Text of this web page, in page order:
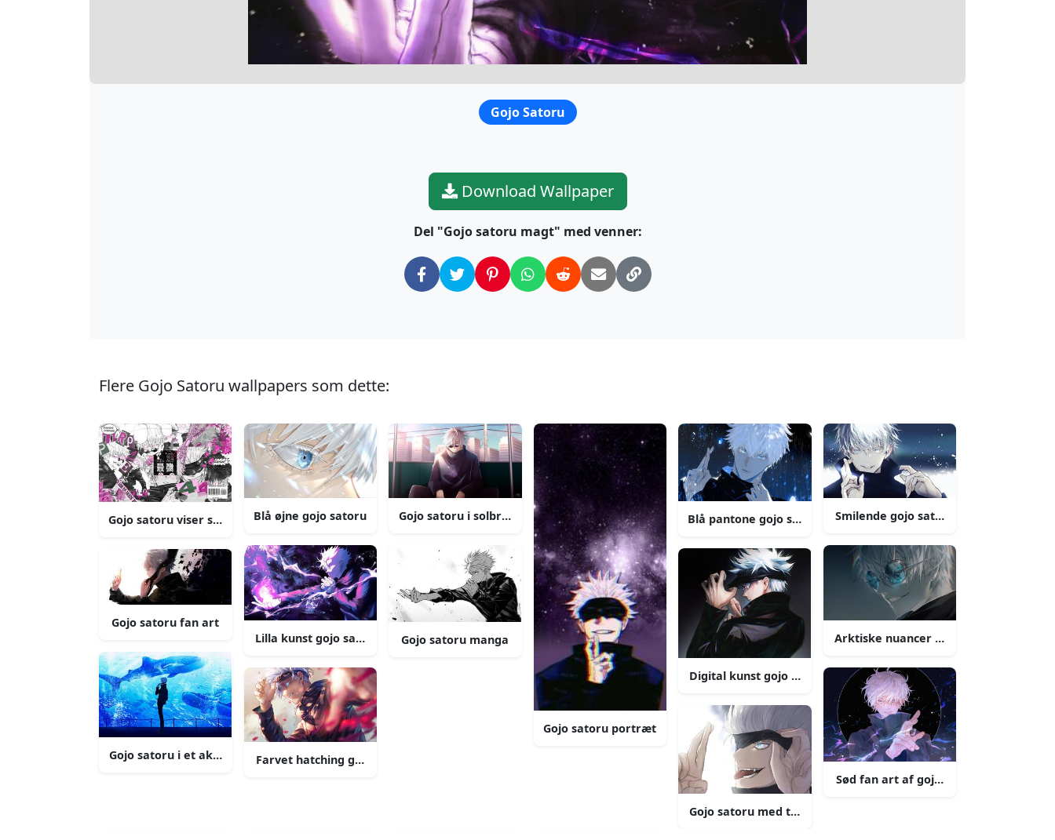
Gojo Satoru
Download Wallpaper
Del "Gojo satoru magt" med venner:
Flere Gojo Satoru wallpapers som dette:
Gojo satoru viser sin grænseløse forbandte teknik
Gojo satoru fan art
Gojo satoru i et akvarium
Blå øjne gojo satoru
Lilla kunst gojo satoru
Farvet hatching gojo satoru
Gojo satoru i solbriller
Gojo satoru manga
Gojo satoru portræt
Blå pantone gojo satoru
Digital kunst gojo satoru
Gojo satoru med tungen ude
Smilende gojo satoru
Arktiske nuancer gojo satoru
Sød fan art af gojo satoru